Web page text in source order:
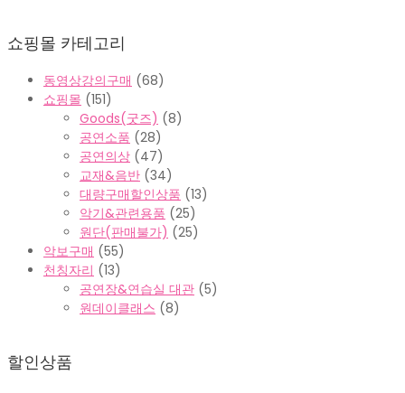
쇼핑몰 카테고리
동영상강의구매 (68)
쇼핑몰 (151)
Goods(굿즈) (8)
공연소품 (28)
공연의상 (47)
교재&음반 (34)
대량구매할인상품 (13)
악기&관련용품 (25)
원단(판매불가) (25)
악보구매 (55)
천칭자리 (13)
공연장&연습실 대관 (5)
원데이클래스 (8)
할인상품